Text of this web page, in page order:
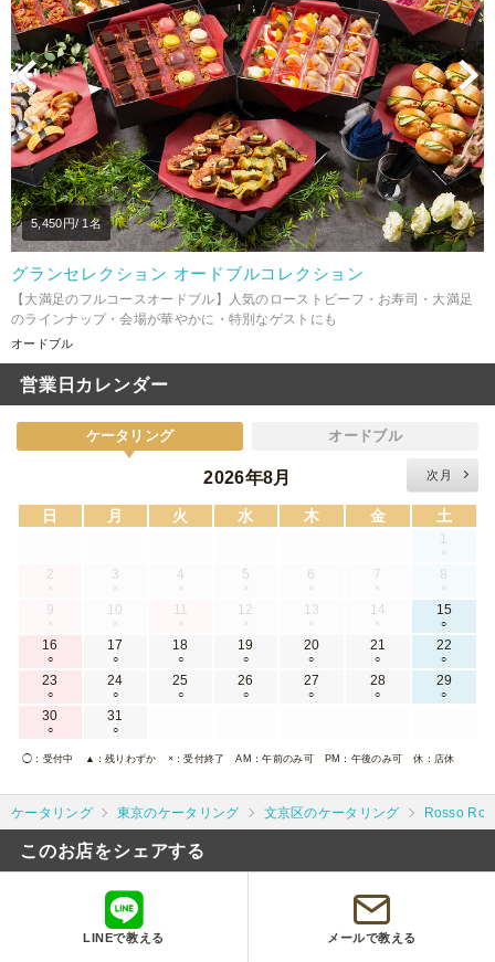
Previous
5,450円/ 1名
グランセレクション オードブルコレクション
【大満足のフルコースオードブル】人気のローストビーフ・お寿司・大満足
のラインナップ・会場が華やかに・特別なゲストにも
オードブル
営業日カレンダー
ケータリング オードブル
2026年8月 次月
日 月 火 水 木 金 土
1
×
2
×
3
×
4
×
5
×
6
×
7
×
8
×
9
×
10
×
11
×
12
×
13
×
14
×
15
○
16
○
17
○
18
○
19
○
20
○
21
○
22
○
23
○
24
○
25
○
26
○
27
○
28
○
29
○
30
○
31
○
◯ ：受付中 ▲ ：残りわずか ×：受付終了 AM ：午前のみ可 PM ：午後のみ可 休 ：店休
ケータリング 東京のケータリング 文京区のケータリング Rosso
このお店をシェアする
LINEで教える メールで教える